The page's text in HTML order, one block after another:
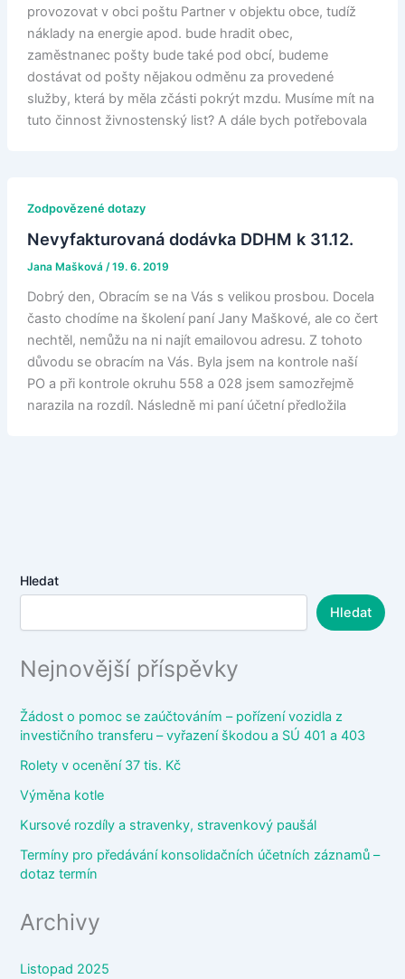
provozovat v obci poštu Partner v objektu obce, tudíž
náklady na energie apod. bude hradit obec,
zaměstnanec pošty bude také pod obcí, budeme
dostávat od pošty nějakou odměnu za provedené
služby, která by měla zčásti pokrýt mzdu. Musíme mít na
tuto činnost živnostenský list? A dále bych potřebovala
Zodpovězené dotazy
Nevyfakturovaná dodávka DDHM k 31.12.
Jana Mašková /19. 6. 2019
Dobrý den, Obracím se na Vás s velikou prosbou. Docela
často chodíme na školení paní Jany Maškové, ale co čert
nechtěl, nemůžu na ni najít emailovou adresu. Z tohoto
důvodu se obracím na Vás. Byla jsem na kontrole naší
PO a při kontrole okruhu 558 a 028 jsem samozřejmě
narazila na rozdíl. Následně mi paní účetní předložila
Hledat
Hledat
Nejnovější příspěvky
Žádost o pomoc se zaúčtováním – pořízení vozidla z
investičního transferu – vyřazení škodou a SÚ 401 a 403
Rolety v ocenění 37 tis. Kč
Výměna kotle
Kursové rozdíly a stravenky, stravenkový paušál
Termíny pro předávání konsolidačních účetních záznamů –
dotaz termín
Archivy
Listopad 2025